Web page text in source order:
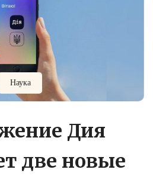
Наука
Дия
две новые